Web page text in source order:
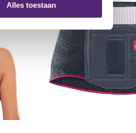
Alles toestaan